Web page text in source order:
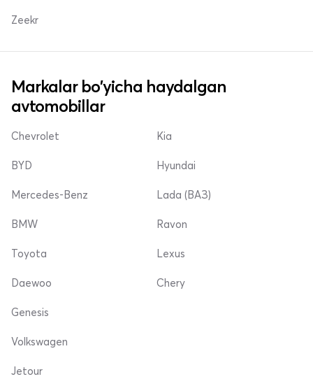
Zeekr
Markalar bo'yicha haydalgan
avtomobillar
Chevrolet
BYD
Mercedes-Benz
Kia
Hyundai
Lada (ВАЗ)
BMW
Toyota
Daewoo
Ravon
Lexus
Chery
Genesis
Volkswagen
Jetour